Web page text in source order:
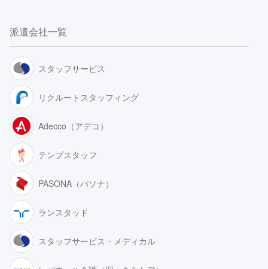
派遣会社一覧
スタッフサービス
リクルートスタッフィング
Adecco（アデコ）
テンプスタッフ
PASONA（パソナ）
ランスタッド
スタッフサービス・メディカル